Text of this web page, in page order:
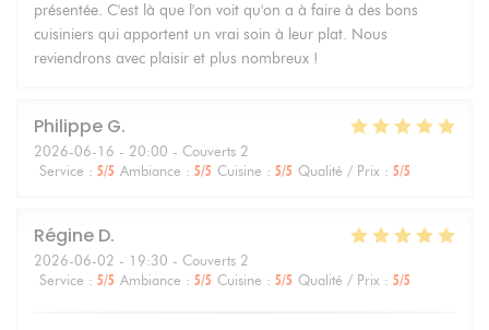
présentée. C'est là que l'on voit qu'on a à faire à des bons
cuisiniers qui apportent un vrai soin à leur plat. Nous
reviendrons avec plaisir et plus nombreux !
Philippe G
2026-06-16 - 20:00 - Couverts 2
Service : 5/5 Ambiance : 5/5 Cuisine : 5/5 Qualité / Prix : 5/5
Régine D
2026-06-02 - 19:30 - Couverts 2
Service : 5/5 Ambiance : 5/5 Cuisine : 5/5 Qualité / Prix : 5/5